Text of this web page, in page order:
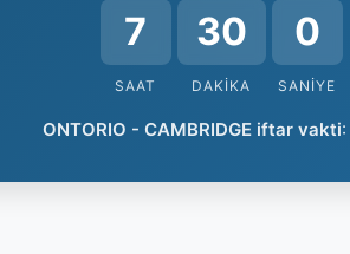
7
SAAT
29
DAKIKA
59
SANIYE
ONTORIO - CAMBRIDGE iftar vakti: